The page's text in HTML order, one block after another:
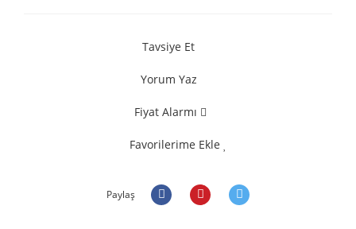
Tavsiye Et
Yorum Yaz
Fiyat Alarmı
Favorilerime Ekle
Paylaş